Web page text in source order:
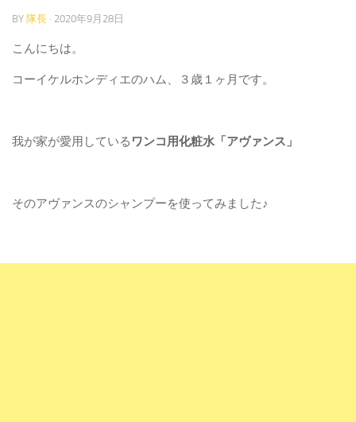
BY 隊長 · 2020年9月28日
こんにちは。
コーイケルホンディエのハム、３歳１ヶ月です。
我が家が愛用している ワンコ用化粧水「アヴァンス」
そのアヴァンスのシャンプーを使ってみました♪